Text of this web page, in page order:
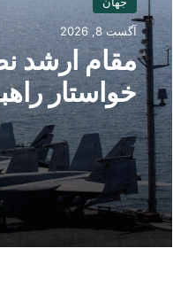
آگست 8, 2026
مقام ارشد
خواستار
ایران شد